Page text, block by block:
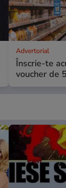
Advertorial
Înscrie-te
voucher de